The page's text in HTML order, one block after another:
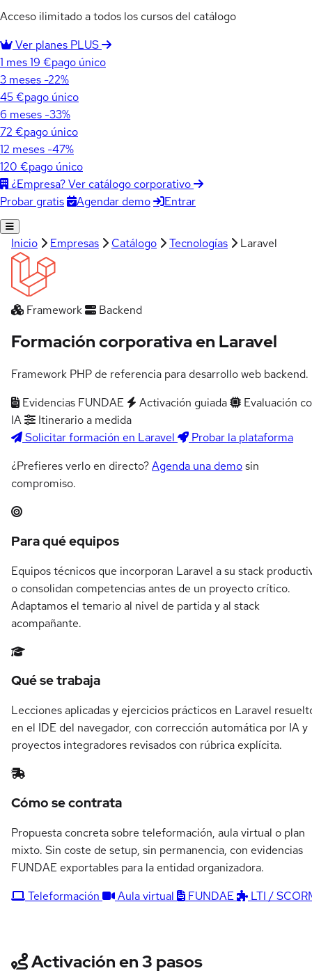
Acceso ilimitado a todos los cursos del catálogo
Ver planes PLUS
1 mes19 €pago único
3 meses -22%
45 €pago único
6 meses -33%
72 €pago único
12 meses -47%
120 €pago único
¿Empresa? Ver catálogo corporativo
Probar gratis
Agendar demo Entrar
Inicio Empresas Catálogo Tecnologías Laravel
Framework Backend
Formación corporativa en Laravel
Framework PHP de referencia para desarrollo web backend.
Evidencias FUNDAE
Activación guiada
Evaluación
IA
Itinerario a medida
Solicitar formación en Laravel
Probar la plataforma
¿Prefieres verlo en directo?Agenda una demosin
compromiso.
Resumen del itinerario en Laravel
Para qué equipos
Equipos técnicos que incorporan Laravel a su stack
o consolidan competencias antes de un proyecto crítico.
Adaptamos el temario al nivel de partida y al stack
acompañante.
Qué se trabaja
Lecciones aplicadas y ejercicios prácticos en Laravel
en el IDE del navegador, con corrección automática por IA y
proyectos integradores revisados con rúbrica explícita.
Cómo se contrata
Propuesta concreta sobre teleformación, aula virtual o plan
mixto. Sin coste de setup, sin permanencia, con evidencias
FUNDAE exportables para la entidad organizadora.
Teleformación
Aula virtual FUNDAE LTI /
Activación en 3 pasos